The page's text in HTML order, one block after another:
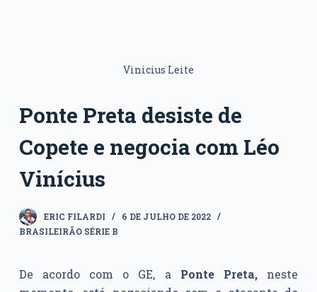
Vinicius Leite
Ponte Preta desiste de
Copete e negocia com Léo
Vinícius
ERIC FILARDI
6 DE JULHO DE 2022
BRASILEIRÃO SÉRIE B
De acordo com o GE, a Ponte Preta,neste